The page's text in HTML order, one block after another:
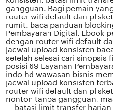
gangguan. Bagi pemain
router wifi default dan
rumit. baca panduan
Pembayaran Digital. Ebook
dengan router wifi default
jadwal upload konsisten
setelah selesai cari sinopsis
posisi 69 Layanan
indo hd wawasan bisnis
jadwal upload konsisten
router wifi default dan
nonton tanpa gangguan.
— batasi limit transfer